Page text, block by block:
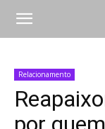
Relacionamento